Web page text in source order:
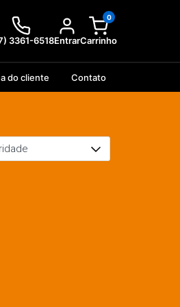
3361-6518Entrar
0
Carrinho
do cliente Contato